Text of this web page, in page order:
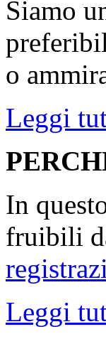
Siamo
o
Leggi
In
fruibili
Leggi